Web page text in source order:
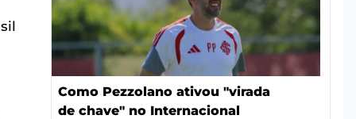
Como Pezzolano ativou "virada
de chave" no Internacional